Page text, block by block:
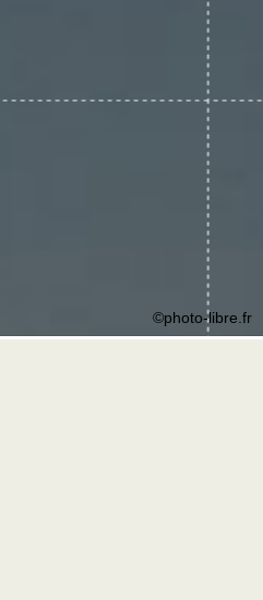
©photo-libre.fr